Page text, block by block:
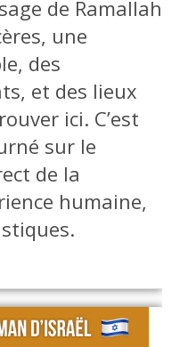
de Ramallah
une
des
et des lieux
ici. C’est
sur le
de la
humaine,